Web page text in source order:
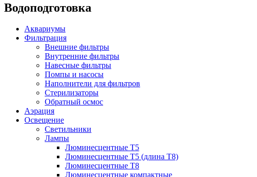
Водоподготовка
Аквариумы
Фильтрация
Внешние фильтры
Внутренние фильтры
Навесные фильтры
Помпы и насосы
Наполнители для фильтров
Стерилизаторы
Обратный осмос
Аэрация
Освещение
Светильники
Лампы
Люминесцентные T5
Люминесцентные T5 (длина T8)
Люминесцентные T8
Люминесцентные компактные